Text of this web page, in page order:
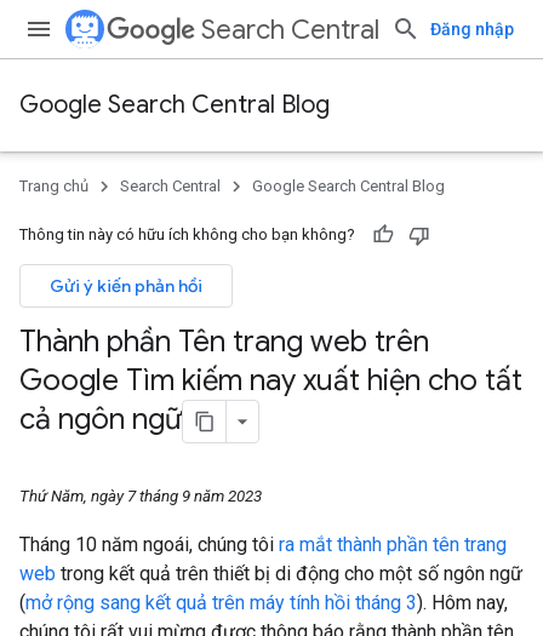
Search Central Đăng nhập
Google Search Central Blog
Trang chủ Search Central Google Search Central Blog
Thông tin này có hữu ích không cho bạn không?
Gửi ý kiến phản hồi
Thành phần Tên trang web trên
Google Tìm kiếm nay xuất hiện cho tất
cả ngôn ngữ
Thứ Năm, ngày 7 tháng 9 năm 2023
Tháng 10 năm ngoái, chúng tôi ra mắt thành phần tên trang
web trong kết quả trên thiết bị di động cho một số ngôn ngữ
(mở rộng sang kết quả trên máy tính hồi tháng 3). Hôm nay,